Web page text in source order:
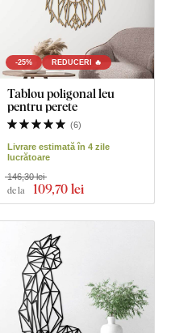
-25% REDUCERI 🔥
Tablou poligonal leu
pentru perete
(6)
Livrare estimată în 4 zile
lucrătoare
de la 109,70 lei
146,30 lei